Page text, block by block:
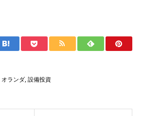
オランダ,設備投資